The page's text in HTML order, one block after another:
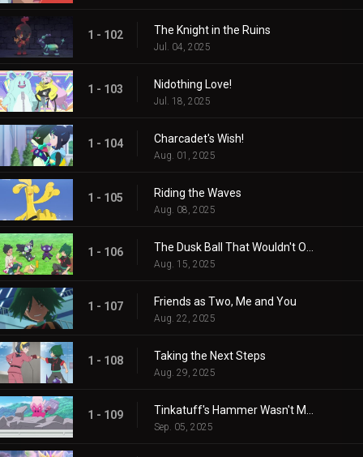
1 - 102 The Knight in the Ruins
Jul. 04, 2025
1 - 103 Nidothing Love!
Jul. 18, 2025
1 - 104 Charcadet's Wish!
Aug. 01, 2025
1 - 105 Riding the Waves
Aug. 08, 2025
1 - 106
Aug. 15, 2025
1 - 107 Friends as Two, Me and You
Aug. 22, 2025
1 - 108 Taking the Next Steps
Aug. 29, 2025
1 - 109
Sep. 05, 2025